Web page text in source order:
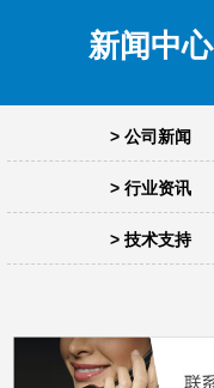
新闻中心
> 公司新闻
> 行业资讯
> 技术支持